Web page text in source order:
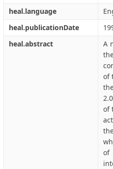
heal.language
heal.publicationDate
heal.abstract
A
of
of
of